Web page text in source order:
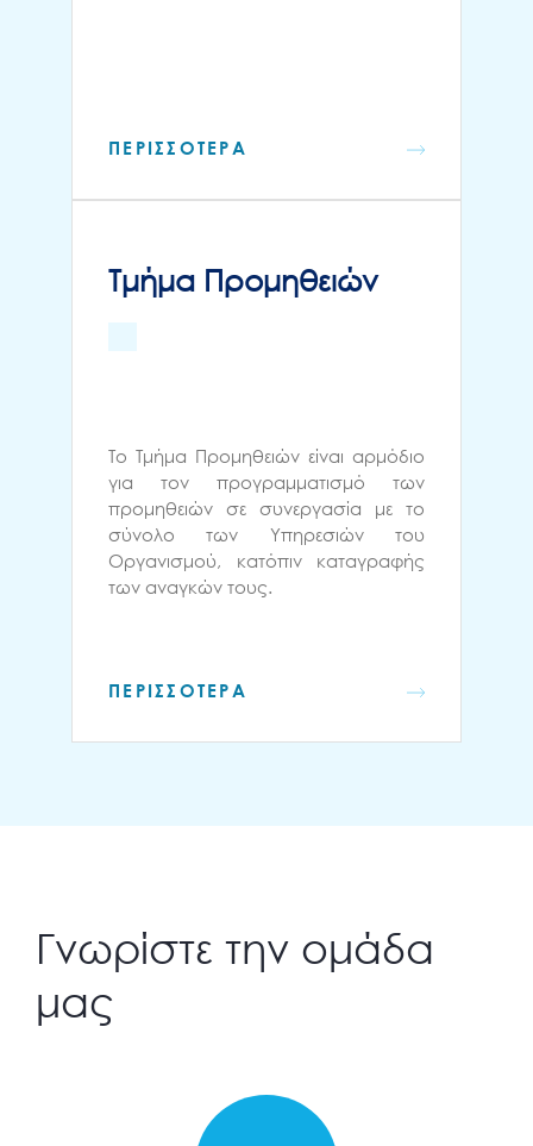
ΠΕΡΙΣΣΟΤΕΡΑ
Τμήμα Προμηθειών
Το Τμήμα Προμηθειών είναι αρμόδιο
για τον προγραμματισμό των
προμηθειών σε συνεργασία με το
σύνολο των Υπηρεσιών του
Οργανισμού, κατόπιν καταγραφής
των αναγκών τους.
ΠΕΡΙΣΣΟΤΕΡΑ
Γνωρίστε την ομάδα
μας